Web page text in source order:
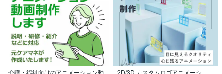
介護・福祉向けのアニメーション動
2D/3D カスタムロゴアニメーシ...